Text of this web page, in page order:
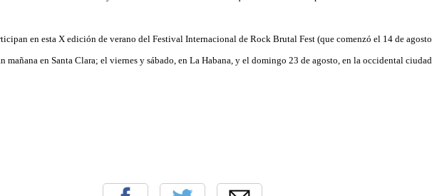
en esta X edición de verano del Festival Internacional de Rock Brutal Fest (que comenzó el 14 de agosto
mañana en Santa Clara; el viernes y sábado, en La Habana, y el domingo 23 de agosto, en la occidental ciudad